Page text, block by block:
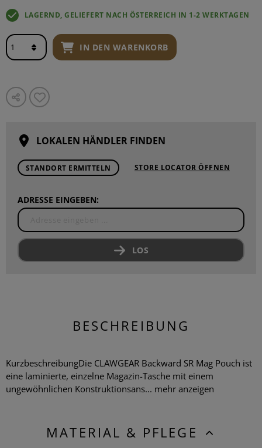
LAGERND, GELIEFERT NACH ÖSTERREICH IN 1-2 WERKTAGEN
IN DEN WARENKORB
LOKALEN HÄNDLER FINDEN
STANDORT ERMITTELN STORE LOCATOR ÖFFNEN
ADRESSE EINGEBEN:
LOS
BESCHREIBUNG
KurzbeschreibungDie CLAWGEAR Backward SR Mag Pouch ist
eine laminierte, einzelne Magazin-Tasche mit einem
ungewöhnlichen Konstruktionsans... mehr anzeigen
MATERIAL & PFLEGE